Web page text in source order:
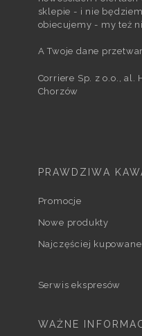
sklepie - i nie
obiecujemy - my też
A Twoje dane
Corriere Sp. z o.o., al.
Chorzów
PRAWDZIWA
Promocje
Nowe produkty
Najczęściej kupowane
Serwis ekspresów
WAŻNE